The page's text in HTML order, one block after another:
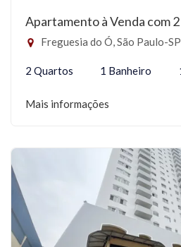
Apartamento à Venda com
Freguesia do Ó, São Paulo-SP
2 Quartos 1 Banheiro
Mais informações